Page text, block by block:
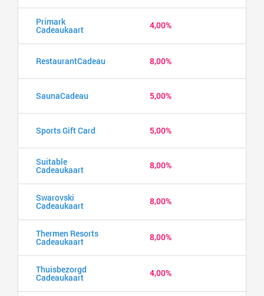
Primark
Cadeaukaart 4,00%
RestaurantCadeau 8,00%
SaunaCadeau 5,00%
Sports Gift Card 5,00%
Suitable
Cadeaukaart 8,00%
Swarovski
Cadeaukaart 8,00%
Thermen Resorts
Cadeaukaart 8,00%
Thuisbezorgd
Cadeaukaart 4,00%